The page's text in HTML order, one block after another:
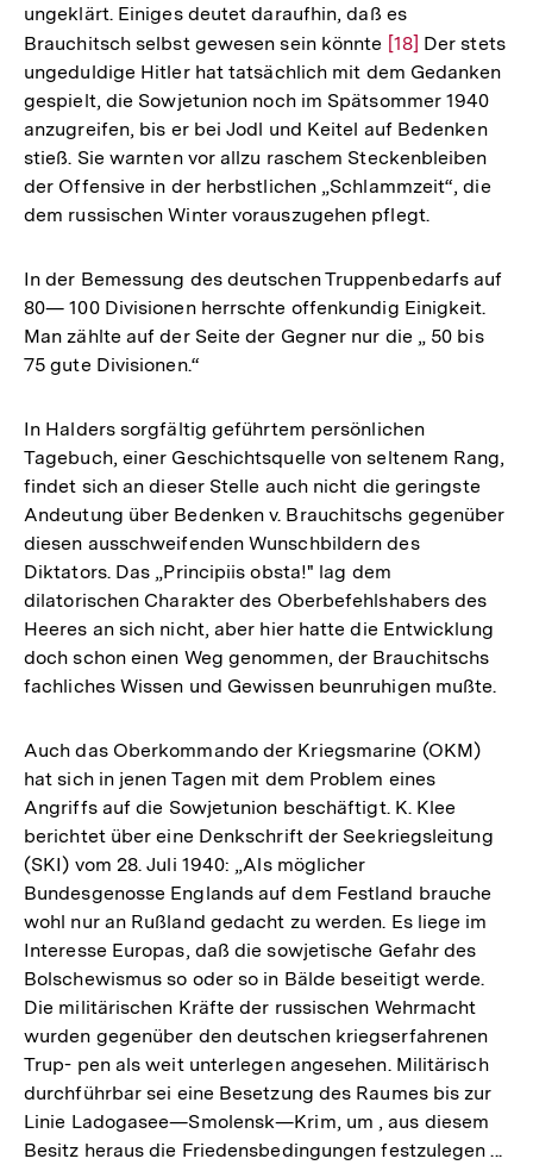
ungeklärt. Einiges deutet daraufhin, daß es
Brauchitsch selbst gewesen sein könnte Zur
Auflösung
der
Fußnote
[18] Der stets
ungeduldige Hitler hat tatsächlich mit dem Gedanken
gespielt, die Sowjetunion noch im Spätsommer 1940
anzugreifen, bis er bei Jodl und Keitel auf Bedenken
stieß. Sie warnten vor allzu raschem Steckenbleiben
der Offensive in der herbstlichen „Schlammzeit“, die
dem russischen Winter vorauszugehen pflegt.
In der Bemessung des deutschen Truppenbedarfs auf
80— 100 Divisionen herrschte offenkundig Einigkeit.
Man zählte auf der Seite der Gegner nur die „ 50 bis
75 gute Divisionen.“
In Halders sorgfältig geführtem persönlichen
Tagebuch, einer Geschichtsquelle von seltenem Rang,
findet sich an dieser Stelle auch nicht die geringste
Andeutung über Bedenken v. Brauchitschs gegenüber
diesen ausschweifenden Wunschbildern des
Diktators. Das „Principiis obsta!" lag dem
dilatorischen Charakter des Oberbefehlshabers des
Heeres an sich nicht, aber hier hatte die Entwicklung
doch schon einen Weg genommen, der Brauchitschs
fachliches Wissen und Gewissen beunruhigen mußte.
Auch das Oberkommando der Kriegsmarine (OKM)
hat sich in jenen Tagen mit dem Problem eines
Angriffs auf die Sowjetunion beschäftigt. K. Klee
berichtet über eine Denkschrift der Seekriegsleitung
(SKI) vom 28. Juli 1940: „Als möglicher
Bundesgenosse Englands auf dem Festland brauche
wohl nur an Rußland gedacht zu werden. Es liege im
Interesse Europas, daß die sowjetische Gefahr des
Bolschewismus so oder so in Bälde beseitigt werde.
Die militärischen Kräfte der russischen Wehrmacht
wurden gegenüber den deutschen kriegserfahrenen
Trup- pen als weit unterlegen angesehen. Militärisch
durchführbar sei eine Besetzung des Raumes bis zur
Linie Ladogasee—Smolensk—Krim, um , aus diesem
Besitz heraus die Friedensbedingungen festzulegen ...